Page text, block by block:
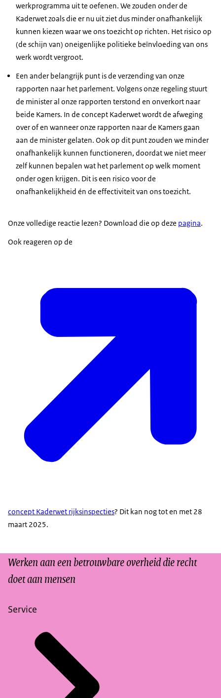
werkprogramma uit te oefenen. We zouden onder de
Kaderwet zoals die er nu uit ziet dus minder onafhankelijk
kunnen kiezen waar we ons toezicht op richten. Het risico op
(de schijn van) oneigenlijke politieke beïnvloeding van ons
werk wordt vergroot.
Een ander belangrijk punt is de verzending van onze
rapporten naar het parlement. Volgens onze regeling stuurt
de minister al onze rapporten terstond en onverkort naar
beide Kamers. In de concept Kaderwet wordt de afweging
over of en wanneer onze rapporten naar de Kamers gaan
aan de minister gelaten. Ook op dit punt zouden we minder
onafhankelijk kunnen functioneren, doordat we niet meer
zelf kunnen bepalen wat het parlement op welk moment
onder ogen krijgen. Dit is een risico voor de
onafhankelijkheid én de effectiviteit van ons toezicht.
Onze volledige reactie lezen? Download die op deze pagina.
Ook reageren op de
concept Kaderwet rijksinspecties? Dit kan nog tot en met 28
maart 2025.
Werken aan een betrouwbare overheid die recht
doet aan mensen
Service